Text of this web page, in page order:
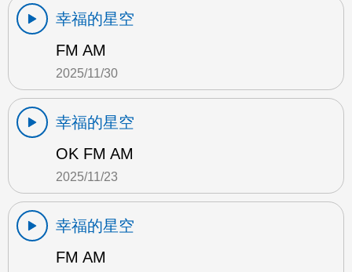
幸福的星空
FM AM
2025/11/30
幸福的星空
OK FM AM
2025/11/23
幸福的星空
FM AM